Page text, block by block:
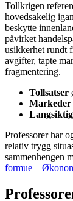
Tollkrigen
hovedsakelig
beskytte
påvirket
usikkerhet rundt
avgifter, tapte
fragmentering.
Tollsatser
Markeder
Professorer har
relativ trygg
sammenhengen
formue –